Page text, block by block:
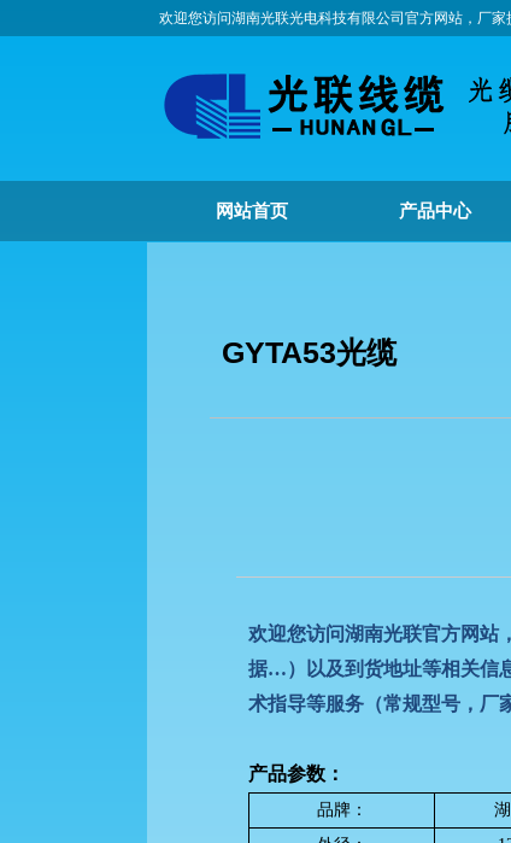
欢迎您访问湖南光联光电科技有限公司官方网站，厂家
网站首页 产品中心
GYTA53光缆
欢迎您访问湖南光联官方网站
据…）以及到货地址等相关信
术指导等服务（常规型号，厂
产品参数：
品牌：